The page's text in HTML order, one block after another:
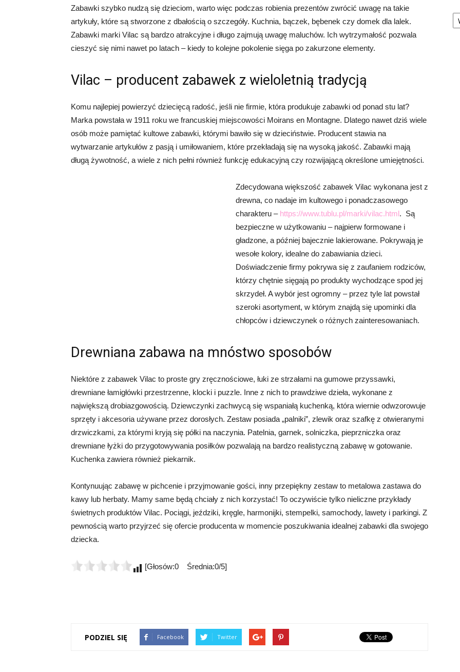
Zabawki szybko nudzą się dzieciom, warto więc podczas robienia prezentów zwrócić uwagę na takie
artykuły, które są stworzone z dbałością o szczegóły. Kuchnia, bączek, bębenek czy domek dla lalek.
Zabawki marki Vilac są bardzo atrakcyjne i długo zajmują uwagę maluchów. Ich wytrzymałość pozwala
cieszyć się nimi nawet po latach – kiedy to kolejne pokolenie sięga po zakurzone elementy.
Vilac – producent zabawek z wieloletnią tradycją
Komu najlepiej powierzyć dziecięcą radość, jeśli nie firmie, która produkuje zabawki od ponad stu lat?
Marka powstała w 1911 roku we francuskiej miejscowości Moirans en Montagne. Dlatego nawet dziś wiele
osób może pamiętać kultowe zabawki, którymi bawiło się w dzieciństwie. Producent stawia na
wytwarzanie artykułów z pasją i umiłowaniem, które przekładają się na wysoką jakość. Zabawki mają
długą żywotność, a wiele z nich pełni również funkcję edukacyjną czy rozwijającą określone umiejętności.
Zdecydowana większość zabawek Vilac wykonana jest z
drewna, co nadaje im kultowego i ponadczasowego
charakteru – https://www.tublu.pl/marki/vilac.html. Są
bezpieczne w użytkowaniu – najpierw formowane i
gładzone, a później bajecznie lakierowane. Pokrywają je
wesołe kolory, idealne do zabawiania dzieci.
Doświadczenie firmy pokrywa się z zaufaniem rodziców,
którzy chętnie sięgają po produkty wychodzące spod jej
skrzydeł. A wybór jest ogromny – przez tyle lat powstał
szeroki asortyment, w którym znajdą się upominki dla
chłopców i dziewczynek o różnych zainteresowaniach.
Drewniana zabawa na mnóstwo sposobów
Niektóre z zabawek Vilac to proste gry zręcznościowe, łuki ze strzałami na gumowe przyssawki,
drewniane łamigłówki przestrzenne, klocki i puzzle. Inne z nich to prawdziwe dzieła, wykonane z
największą drobiazgowością. Dziewczynki zachwycą się wspaniałą kuchenką, która wiernie odwzorowuje
sprzęty i akcesoria używane przez dorosłych. Zestaw posiada „palniki”, zlewik oraz szafkę z otwieranymi
drzwiczkami, za którymi kryją się półki na naczynia. Patelnia, garnek, solniczka, pieprzniczka oraz
drewniane łyżki do przygotowywania posiłków pozwalają na bardzo realistyczną zabawę w gotowanie.
Kuchenka zawiera również piekarnik.
Kontynuując zabawę w pichcenie i przyjmowanie gości, inny przepiękny zestaw to metalowa zastawa do
kawy lub herbaty. Mamy same będą chciały z nich korzystać! To oczywiście tylko nieliczne przykłady
świetnych produktów Vilac. Pociągi, jeździki, kręgle, harmonijki, stempelki, samochody, lawety i parkingi. Z
pewnością warto przyjrzeć się ofercie producenta w momencie poszukiwania idealnej zabawki dla swojego
dziecka.
[Głosów:0 Średnia:0/5]
PODZIEL SIĘ Facebook Twitter